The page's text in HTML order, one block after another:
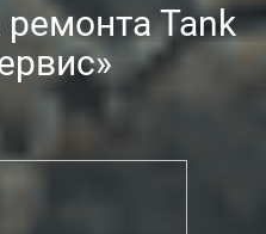
Tank